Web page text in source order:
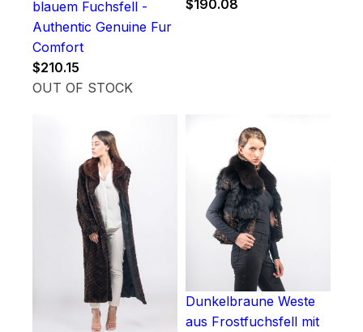
blauem Fuchsfell -
Authentic Genuine Fur
Comfort
$210.15
OUT OF STOCK
$190.08
Dunkelbraune Weste
aus Frostfuchsfell mit